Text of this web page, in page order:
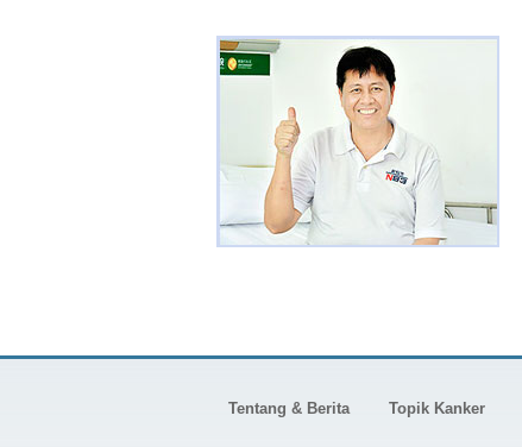
Tentang & Berita Topik Kanker